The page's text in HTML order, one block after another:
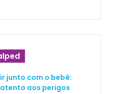
junto com o bebê:
aos perigos